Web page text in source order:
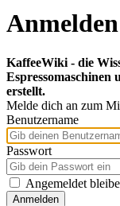
Anmelden
KaffeeWiki - die
Espressomaschinen
erstellt.
Melde dich an zum
Benutzername
Passwort
Angemeldet
Anmelden